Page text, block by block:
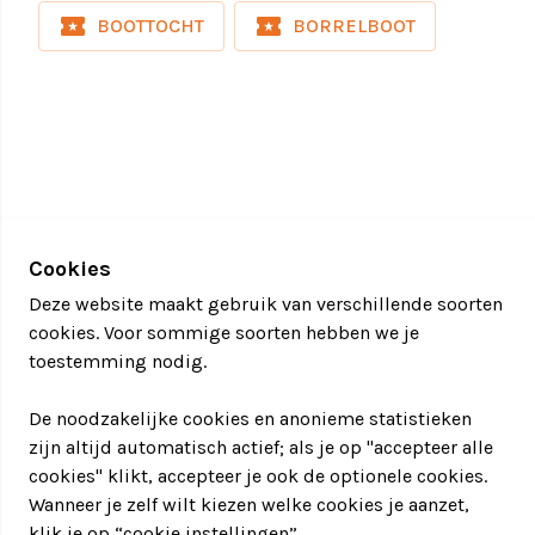
BBQ pakket vanaf € 16,50 per persoon, exclusief
drankjes
de lekkere drankjes. Desgewenst kunnen wij ook
hapjes verzorgen, koffie met wat lekkers of een
lunch.
Duur: vanaf 1 uur
Hiawatha Actief beschikt over 5 Donuts. 4 liggen er
in de stadsgracht in Zwolle en 1 op de Overijsselse
Vecht bij Dalfsen.
local_activity BOOTTOCHT local_activity BORRELBOOT
Cookies
Deze website maakt gebruik van verschillende soorten
cookies. Voor sommige soorten hebben we je
toestemming nodig.
De noodzakelijke cookies en anonieme statistieken
zijn altijd automatisch actief; als je op "accepteer alle
cookies" klikt, accepteer je ook de optionele cookies.
Wanneer je zelf wilt kiezen welke cookies je aanzet,